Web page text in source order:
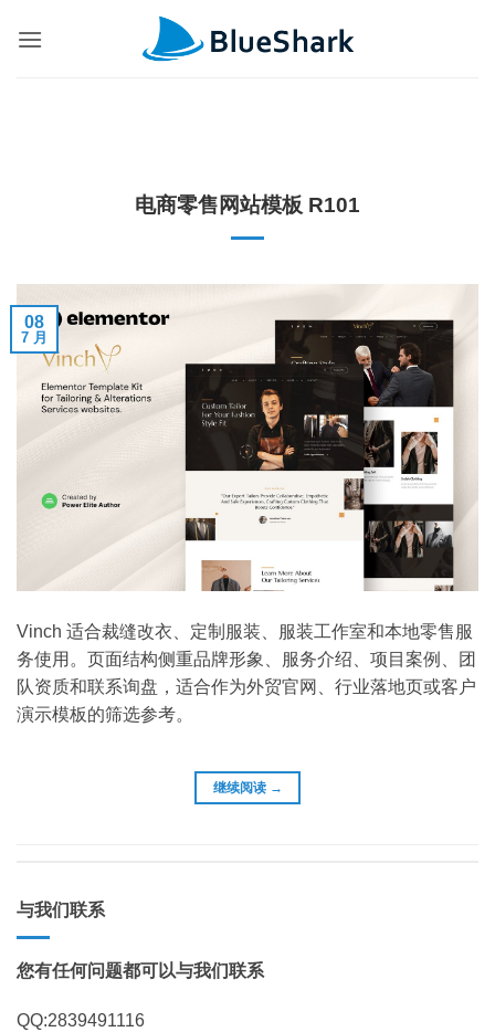
电商零售网站模板 R101
08
7 月
Vinch 适合裁缝改衣、定制服装、服装工作室和本地零售服
务使用。页面结构侧重品牌形象、服务介绍、项目案例、团
队资质和联系询盘，适合作为外贸官网、行业落地页或客户
演示模板的筛选参考。
继续阅读 →
与我们联系
您有任何问题都可以与我们联系
QQ:2839491116